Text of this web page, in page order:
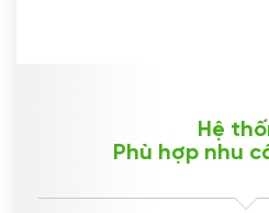
Hệ
Phù hợp nhu